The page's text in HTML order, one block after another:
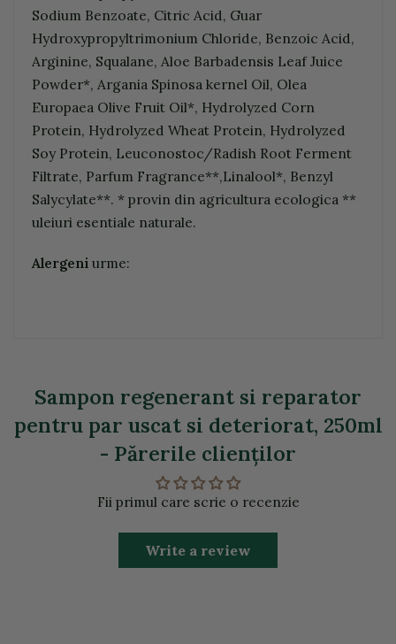
Sodium Benzoate, Citric Acid, Guar
Hydroxypropyltrimonium Chloride, Benzoic Acid,
Arginine, Squalane, Aloe Barbadensis Leaf Juice
Powder*, Argania Spinosa kernel Oil, Olea
Europaea Olive Fruit Oil*, Hydrolyzed Corn
Protein, Hydrolyzed Wheat Protein, Hydrolyzed
Soy Protein, Leuconostoc/Radish Root Ferment
Filtrate, Parfum Fragrance**,Linalool*, Benzyl
Salycylate**. * provin din agricultura ecologica **
uleiuri esentiale naturale.
Alergeni urme:
Sampon regenerant si reparator
pentru par uscat si deteriorat, 250ml
- Părerile clienţilor
Fii primul care scrie o recenzie
Write a review